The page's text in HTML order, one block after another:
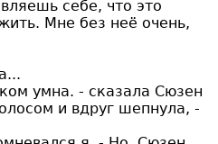
себе, что это
Мне без неё очень,
умна. - сказала Сюзен
и вдруг шепнула, -